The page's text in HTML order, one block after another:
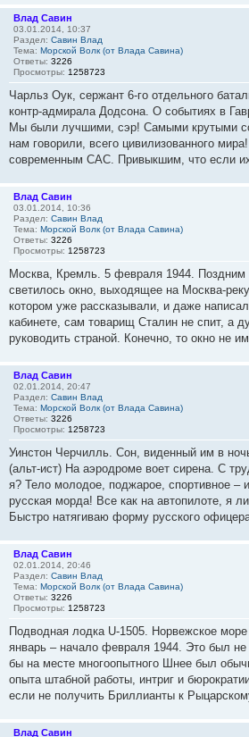
Влад Савин
03.01.2014, 10:37
Раздел: Савин Влад
Тема: Морской Волк (от Влада Савина)
Ответы: 3226
Просмотры: 1258723
Чарльз Оук, сержант 6-го отдельного
контр-адмирала Додсона. О событиях в
Мы были лучшими, сэр! Самыми крутыми
нам говорили, всего цивилизованного
современным САС. Привыкшим, что если
Влад Савин
03.01.2014, 10:36
Раздел: Савин Влад
Тема: Морской Волк (от Влада Савина)
Ответы: 3226
Просмотры: 1258723
Москва, Кремль. 5 февраля 1944.
светилось окно, выходящее на Москва-
котором уже рассказывали, и даже
кабинете, сам товарищ Сталин не спит, а
руководить страной. Конечно, то окно не
Влад Савин
02.01.2014, 20:47
Раздел: Савин Влад
Тема: Морской Волк (от Влада Савина)
Ответы: 3226
Просмотры: 1258723
Уинстон Черчилль. Сон, виденный им в
(альт-ист) На аэродроме воет сирена. С
я? Тело молодое, поджарое, спортивное –
русская морда! Все как на автопилоте, я
Быстро натягиваю форму русского
Влад Савин
02.01.2014, 20:46
Раздел: Савин Влад
Тема: Морской Волк (от Влада Савина)
Ответы: 3226
Просмотры: 1258723
Подводная лодка U-1505. Норвежское
январь – начало февраля 1944. Это был не
бы на месте многоопытного Шнее был
опыта штабной работы, интриг и
если не получить Бриллианты к
Влад Савин